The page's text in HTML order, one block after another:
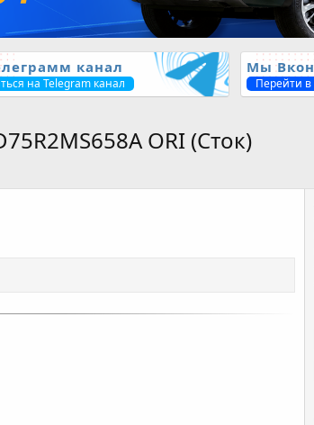
канал
на Telegram канал
Мы
Перейти в
ORI (Сток)